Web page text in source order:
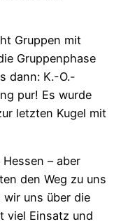
Gruppen mit
Gruppenphase
dann: K.-O.-
pur! Es wurde
letzten Kugel mit
– aber
den Weg zu uns
uns über die
viel Einsatz und